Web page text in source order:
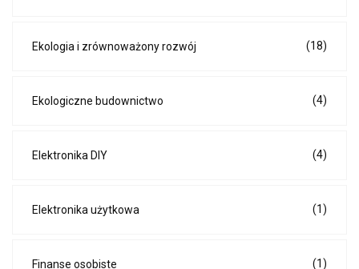
Ekologia i zrównoważony rozwój (18)
Ekologiczne budownictwo (4)
Elektronika DIY (4)
Elektronika użytkowa (1)
Finanse osobiste (1)